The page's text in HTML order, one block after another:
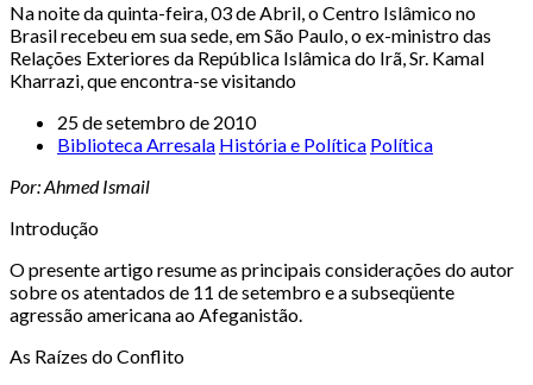
Na noite da quinta-feira, 03 de Abril, o Centro Islâmico no
Brasil recebeu em sua sede, em São Paulo, o ex-ministro das
Relações Exteriores da República Islâmica do Irã, Sr. Kamal
Kharrazi, que encontra-se visitando
25 de setembro de 2010
Biblioteca Arresala História e Política Política
Por: Ahmed Ismail
Introdução
O presente artigo resume as principais considerações do autor
sobre os atentados de 11 de setembro e a subseqüente
agressão americana ao Afeganistão.
As Raízes do Conflito